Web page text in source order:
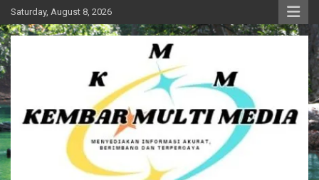
Skip
to
content
Saturday, August 8, 2026